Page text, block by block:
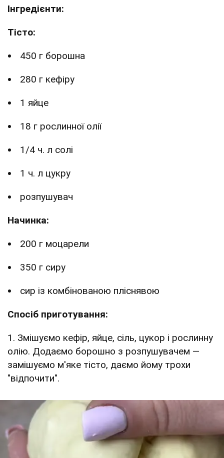
Інгредієнти:
Тісто:
450 г борошна
280 г кефіру
1 яйце
18 г рослинної олії
1/4 ч. л солі
1 ч. л цукру
розпушувач
Начинка:
200 г моцарели
350 г сиру
сир із комбінованою пліснявою
Спосіб приготування:
1. Змішуємо кефір, яйце, сіль, цукор і рослинну
олію. Додаємо борошно з розпушувачем —
замішуємо м'яке тісто, даємо йому трохи
"відпочити".